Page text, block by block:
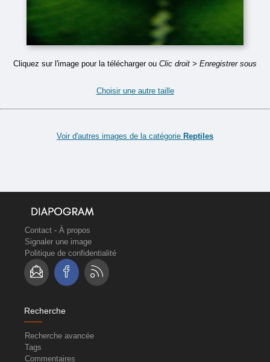
Cliquez sur l'image pour la télécharger ou Clic droit > Enregistrer sous
Choisir une autre taille
Voir d'autres images de la catégorie Reptiles
Contact - À propos
Signaler une image
Politique de confidentialité
Recherche
Recherche avancée
Tags
Commentaires